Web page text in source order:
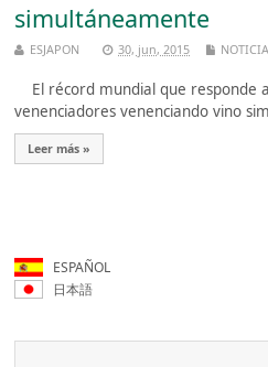
simultáneamente
ESJAPON 30, jun, 2015
El récord mundial que responde
venenciadores venenciando vino
Leer más »
ESPAÑOL
日本語